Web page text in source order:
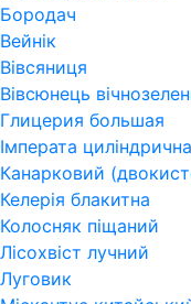
Бородач
Вейнік
Вівсяниця
Вівсюнець
Глицерия большая
Імперата циліндрична
Канарковий
Келерія блакитна
Колосняк піщаний
Лісохвіст лучний
Луговик